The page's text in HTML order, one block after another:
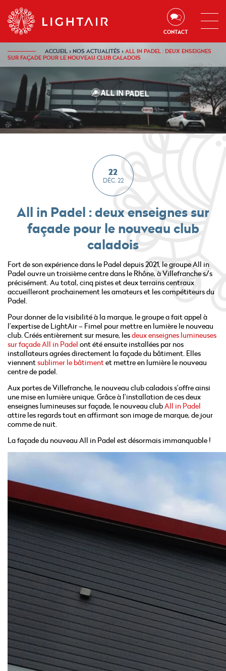
Aller au contenu Aller à la recherche
CONTACT
ACCUEIL›NOS ACTUALITÉS›ALL IN PADEL : DEUX ENSEIGNES
SUR FAÇADE POUR LE NOUVEAU CLUB CALADOIS
All in Padel : deux enseignes sur
façade pour le nouveau club
caladois
22
DÉC. 22
Fort de son expérience dans le Padel depuis 2021, le groupe All in
Padel ouvre un troisième centre dans le Rhône, à Villefranche s/s
précisément. Au total, cinq pistes et deux terrains centraux
accueilleront prochainement les amateurs et les compétiteurs du
Padel.
Pour donner de la visibilité à la marque, le groupe a fait appel à
l’expertise de LightAir – Fimel pour mettre en lumière le nouveau
club. Créés entièrement sur mesure, lesdeux enseignes lumineuses
sur façade All in Padel ont été ensuite installées par nos
installateurs agrées directement la façade du bâtiment. Elles
viennentsublimer le bâtimentet mettre en lumière le nouveau
centre de padel.
Aux portes de Villefranche, le nouveau club caladois s’offre ainsi
une mise en lumière unique. Grâce à l’installation de ces deux
enseignes lumineuses sur façade, le nouveau clubAll in Padel
attire les regards tout en affirmant son image de marque, de jour
comme de nuit.
La façade du nouveau All in Padel est désormais immanquable !